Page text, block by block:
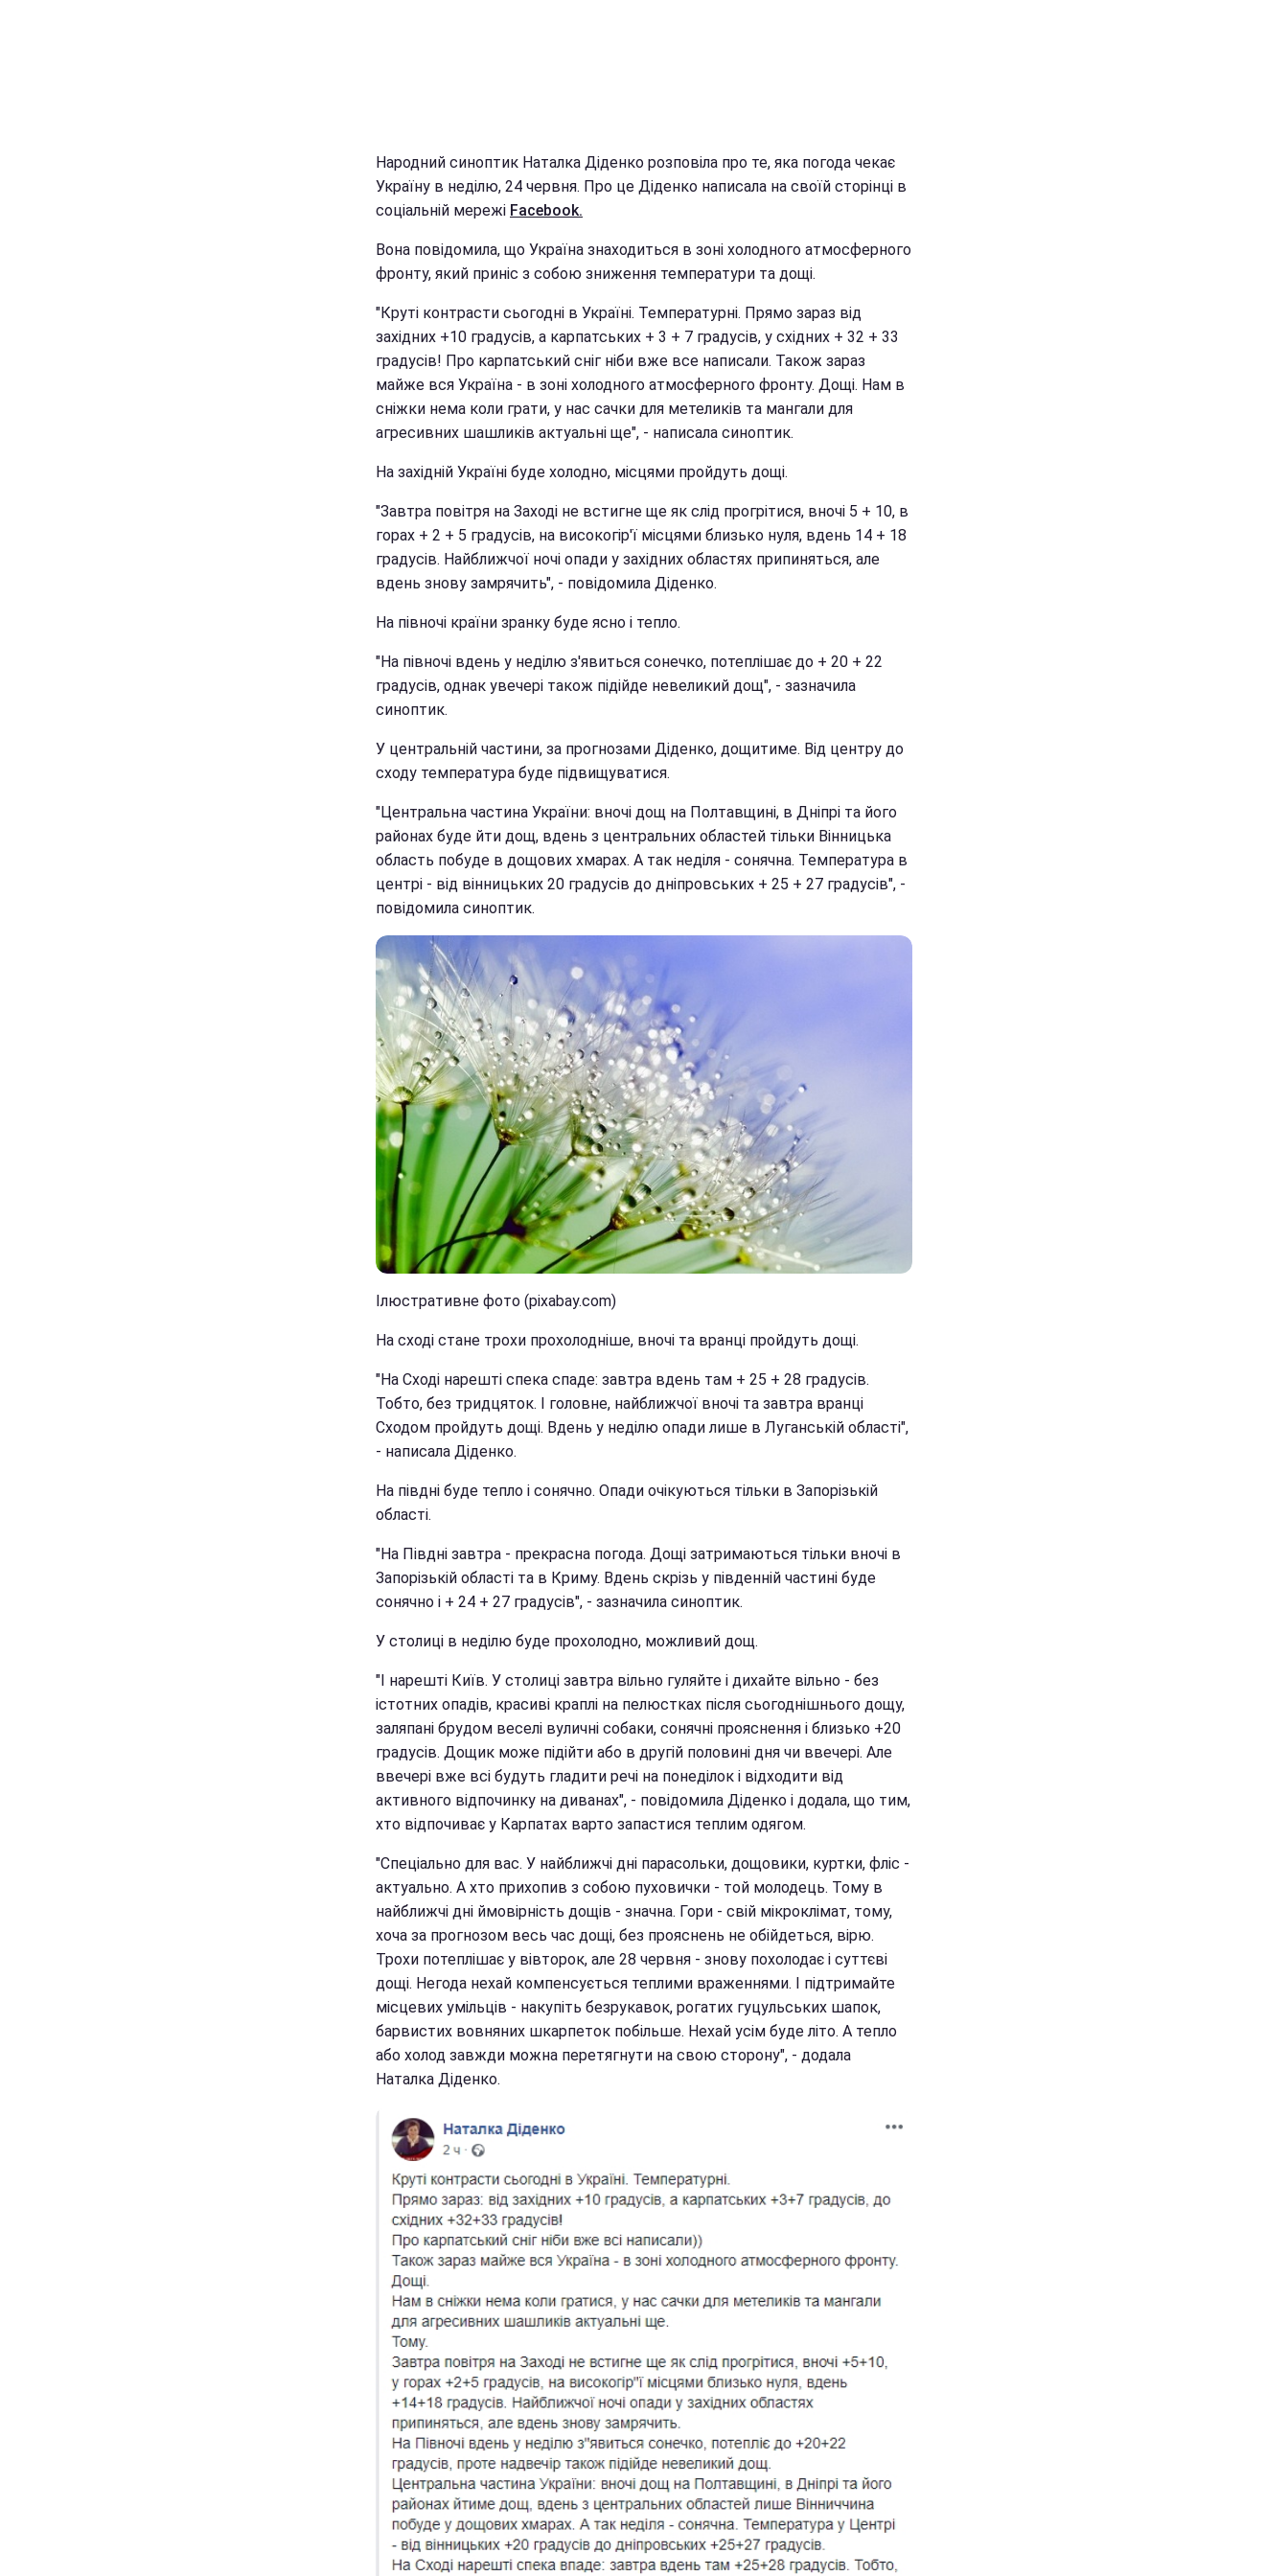
Народний синоптик Наталка Діденко розповіла про те, яка погода чекає
Україну в неділю, 24 червня. Про це Діденко написала на своїй сторінці в
соціальній мережі Facebook.
Вона повідомила, що Україна знаходиться в зоні холодного атмосферного
фронту, який приніс з собою зниження температури та дощі.
"Круті контрасти сьогодні в Україні. Температурні. Прямо зараз від
західних +10 градусів, а карпатських + 3 + 7 градусів, у східних + 32 + 33
градусів! Про карпатський сніг ніби вже все написали. Також зараз
майже вся Україна - в зоні холодного атмосферного фронту. Дощі. Нам в
сніжки нема коли грати, у нас сачки для метеликів та мангали для
агресивних шашликів актуальні ще", - написала синоптик.
На західній Україні буде холодно, місцями пройдуть дощі.
"Завтра повітря на Заході не встигне ще як слід прогрітися, вночі 5 + 10, в
горах + 2 + 5 градусів, на високогір'ї місцями близько нуля, вдень 14 + 18
градусів. Найближчої ночі опади у західних областях припиняться, але
вдень знову замрячить", - повідомила Діденко.
На півночі країни зранку буде ясно і тепло.
"На півночі вдень у неділю з'явиться сонечко, потеплішає до + 20 + 22
градусів, однак увечері також підійде невеликий дощ", - зазначила
синоптик.
У центральній частини, за прогнозами Діденко, дощитиме. Від центру до
сходу температура буде підвищуватися.
"Центральна частина України: вночі дощ на Полтавщині, в Дніпрі та його
районах буде йти дощ, вдень з центральних областей тільки Вінницька
область побуде в дощових хмарах. А так неділя - сонячна. Температура в
центрі - від вінницьких 20 градусів до дніпровських + 25 + 27 градусів", -
повідомила синоптик.
Ілюстративне фото (pixabay.com)
На сході стане трохи прохолодніше, вночі та вранці пройдуть дощі.
"На Сході нарешті спека спаде: завтра вдень там + 25 + 28 градусів.
Тобто, без тридцяток. І головне, найближчої вночі та завтра вранці
Сходом пройдуть дощі. Вдень у неділю опади лише в Луганській області",
- написала Діденко.
На півдні буде тепло і сонячно. Опади очікуються тільки в Запорізькій
області.
"На Півдні завтра - прекрасна погода. Дощі затримаються тільки вночі в
Запорізькій області та в Криму. Вдень скрізь у південній частині буде
сонячно і + 24 + 27 градусів", - зазначила синоптик.
У столиці в неділю буде прохолодно, можливий дощ.
"І нарешті Київ. У столиці завтра вільно гуляйте і дихайте вільно - без
істотних опадів, красиві краплі на пелюстках після сьогоднішнього дощу,
заляпані брудом веселі вуличні собаки, сонячні прояснення і близько +20
градусів. Дощик може підійти або в другій половині дня чи ввечері. Але
ввечері вже всі будуть гладити речі на понеділок і відходити від
активного відпочинку на диванах", - повідомила Діденко і додала, що тим,
хто відпочиває у Карпатах варто запастися теплим одягом.
"Спеціально для вас. У найближчі дні парасольки, дощовики, куртки, фліс -
актуально. А хто прихопив з собою пуховички - той молодець. Тому в
найближчі дні ймовірність дощів - значна. Гори - свій мікроклімат, тому,
хоча за прогнозом весь час дощі, без прояснень не обійдеться, вірю.
Трохи потеплішає у вівторок, але 28 червня - знову похолодає і суттєві
дощі. Негода нехай компенсується теплими враженнями. І підтримайте
місцевих умільців - накупіть безрукавок, рогатих гуцульських шапок,
барвистих вовняних шкарпеток побільше. Нехай усім буде літо. А тепло
або холод завжди можна перетягнути на свою сторону", - додала
Наталка Діденко.